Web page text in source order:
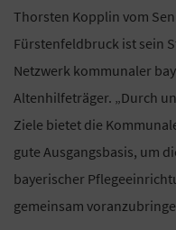
Thorsten Kopplin vom
Fürstenfeldbruck ist sein
Netzwerk kommunaler
Altenhilfeträger. „Durch
Ziele bietet die
gute Ausgangsbasis, um
bayerischer
gemeinsam